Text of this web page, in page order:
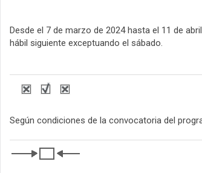
Desde el 7 de marzo de 2024 hasta el 11 de
hábil siguiente exceptuando el sábado.
Según condiciones de la convocatoria del